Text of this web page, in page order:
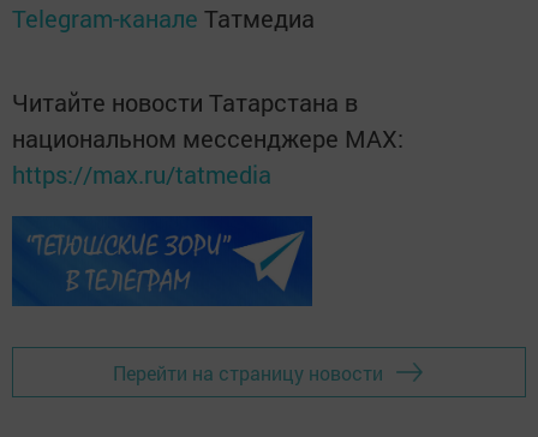
Telegram-канале Татмедиа
Читайте новости Татарстана в
национальном мессенджере MАХ:
https://max.ru/tatmedia
Перейти на страницу новости